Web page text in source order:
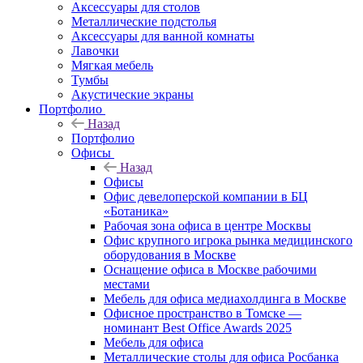
Аксессуары для столов
Металлические подстолья
Аксессуары для ванной комнаты
Лавочки
Мягкая мебель
Тумбы
Акустические экраны
Портфолио
Назад
Портфолио
Офисы
Назад
Офисы
Офис девелоперской компании в БЦ
«Ботаника»
Рабочая зона офиса в центре Москвы
Офис крупного игрока рынка медицинского
оборудования в Москве
Оснащение офиса в Москве рабочими
местами
Мебель для офиса медиахолдинга в Москве
Офисное пространство в Томске —
номинант Best Office Awards 2025
Мебель для офиса
Металлические столы для офиса Росбанка